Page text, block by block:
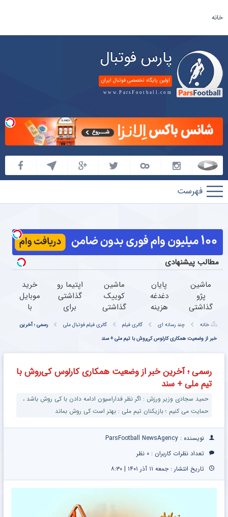
خانه
پارس فوتبال
اولین پایگاه تخصصی فوتبال ایران
www.ParsFootball.com
پارس
فوتبال
مطالب پیشنهادی
ماشین
پژو
گذاشتی
فروش
؟ اینجا
سریع و
بفروش
پایان
دغدغه
هزینه
دندان
پزشکی
با پک
کننده
خانگی
ماشین
کوییک
گذاشتی
فروش
؟ اینجا
سریع و
بفروش
اپتیما رو
گذاشتی
برای
با
راحت و
بفروشش
خرید
موبایل
با
اسنپ
پی |
قسط
سود و
خانه چند رسانه ای گالری فیلم گالری فیلم فوتبال ملی
رسمی ؛ آخرین
خبر از وضعیت همکاری کارلوس کی‌روش با تیم ملی + سند
رسمی ؛ آخرین خبر از وضعیت همکاری کارلوس کی‌روش با
تیم ملی + سند
حمید سجادی وزیر ورزش : اگر نظر فداراسیون ادامه دادن با کی روش باشد ،
حمایت می کنیم ؛ بازیکنان تیم ملی : بهتر است کی روش بماند
نویسنده : ParsFootball NewsAgency
تعداد نظرات کاربران : ۰ نظر
تاریخ انتشار : جمعه ۱۱ آذر ۱۴۰۱ | ۸:۳۰